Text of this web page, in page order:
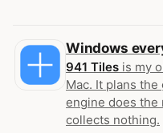
Windows
941 Tiles is my
Mac. It plans
engine does the
collects nothing.